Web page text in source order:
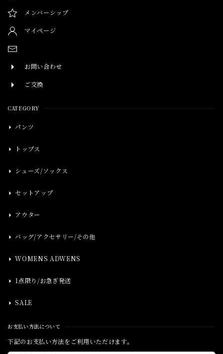
メンバーシップ
マイページ
お問い合わせ
ご交換
CATEGORY
パンツ
トップス
シューズ/ソックス
セットアップ
アウター
バッグ/アクセサリー/その他
WOMENS ADWENS
1点限り/お急ぎ発送
SALE
お支払い方法について
下記のお支払い方法をご利用いただけます。